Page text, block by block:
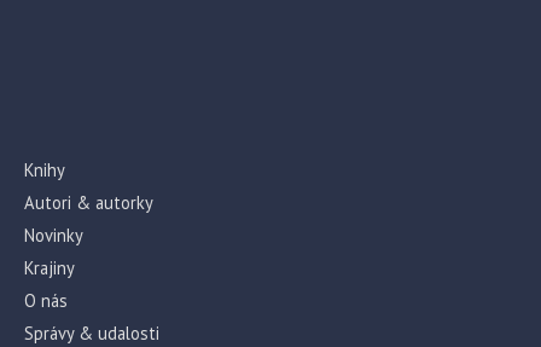
Knihy
Autori & autorky
Novinky
Krajiny
O nás
Správy & udalosti